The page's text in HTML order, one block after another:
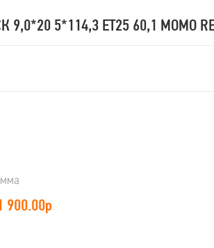
5*114,3 ET25 60,1 MOMO
900.00р